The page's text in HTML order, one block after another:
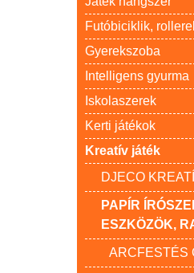
Futóbiciklik,
Gyerekszoba
Intelligens gyurma
Iskolaszerek
Kerti játékok
Kreatív játék
DJECO
PAPÍR
ESZKÖZÖK,
ARCFESTÉS